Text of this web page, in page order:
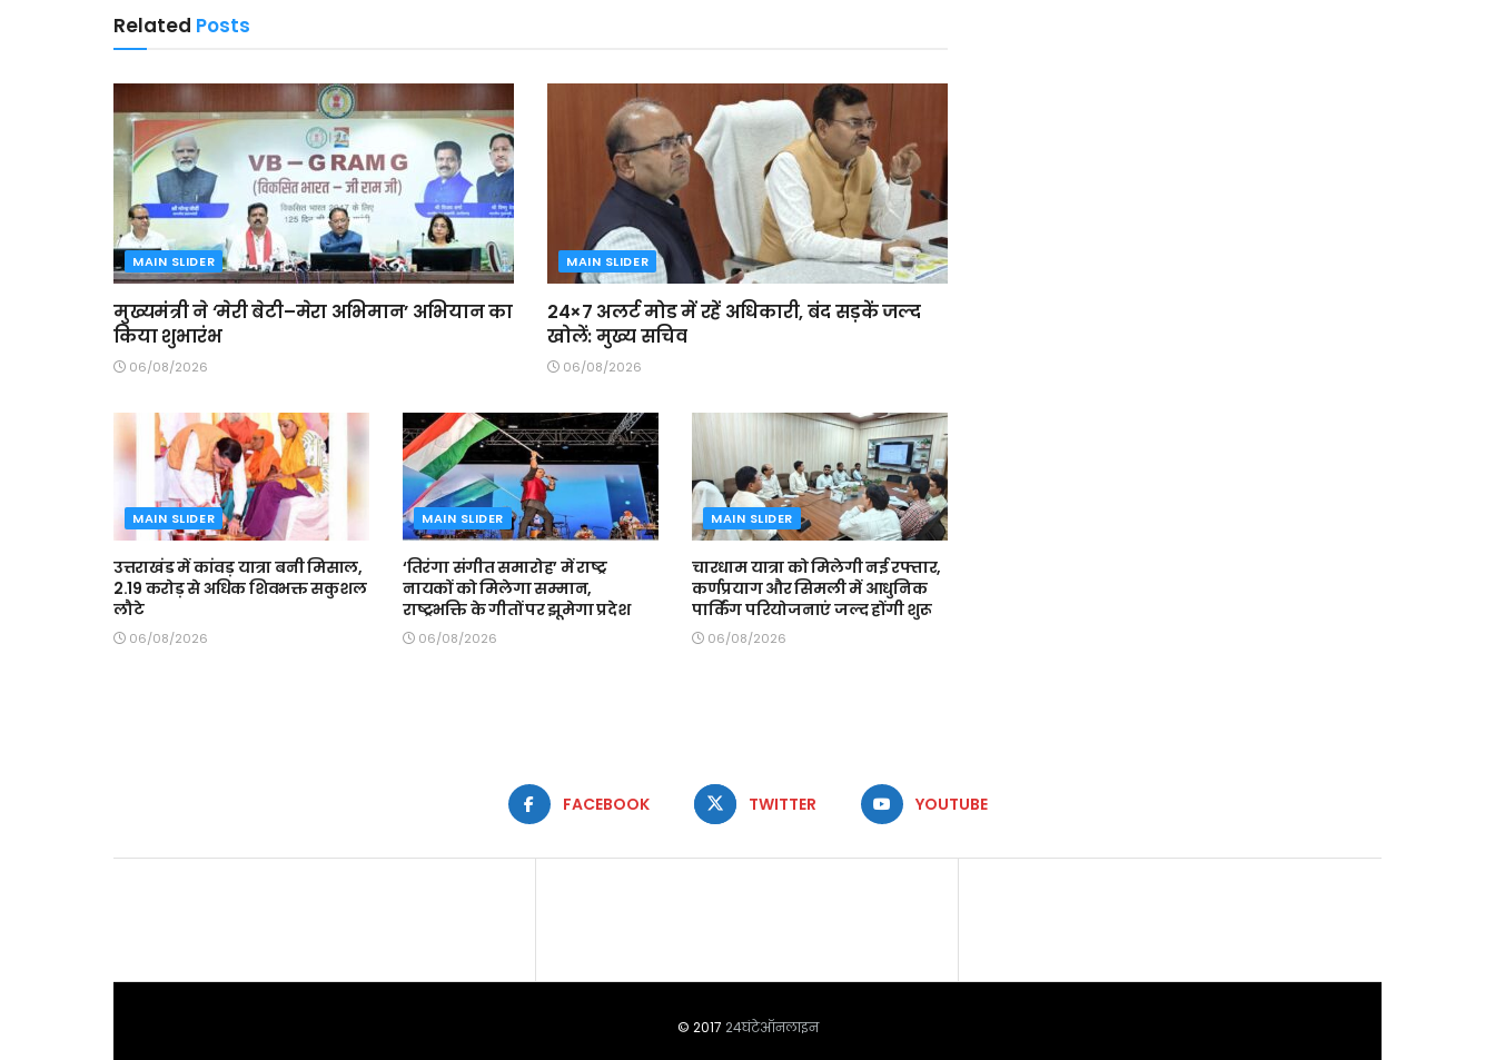
Related Posts
MAIN SLIDER
मुख्यमंत्री ने ‘मेरी बेटी–मेरा अभिमान’ अभियान का
किया शुभारंभ
06/08/2026
MAIN SLIDER
24×7 अलर्ट मोड में रहें अधिकारी, बंद सड़कें जल्द
खोलें: मुख्य सचिव
06/08/2026
MAIN SLIDER
उत्तराखंड में कांवड़ यात्रा बनी मिसाल,
2.19 करोड़ से अधिक शिवभक्त सकुशल
लौटे
06/08/2026
MAIN SLIDER
‘तिरंगा संगीत समारोह’ में राष्ट्र
नायकों को मिलेगा सम्मान,
राष्ट्रभक्ति के गीतों पर झूमेगा प्रदेश
06/08/2026
MAIN SLIDER
चारधाम यात्रा को मिलेगी नई रफ्तार,
कर्णप्रयाग और सिमली में आधुनिक
पार्किंग परियोजनाएं जल्द होंगी शुरू
06/08/2026
FACEBOOK TWITTER YOUTUBE
© 2017 24घंटेऑनलाइन